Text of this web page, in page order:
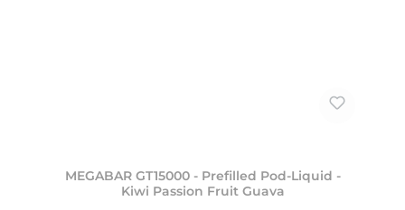
MEGABAR GT15000 - Prefilled Pod-Liquid -
Kiwi Passion Fruit Guava